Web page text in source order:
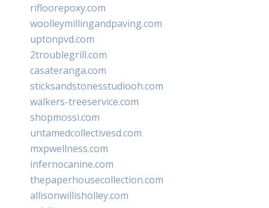
rifloorepoxy.com
woolleymillingandpaving.com
uptonpvd.com
2troublegrill.com
casateranga.com
sticksandstonesstudiooh.com
walkers-treeservice.com
shopmossi.com
untamedcollectivesd.com
mxpwellness.com
infernocanine.com
thepaperhousecollection.com
allisonwillisholley.com